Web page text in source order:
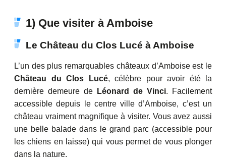
1) Que visiter à Amboise
Le Château du Clos Lucé à Amboise
L’un des plus remarquables châteaux d’Amboise est le
Château du Clos Lucé, célèbre pour avoir été la
dernière demeure de Léonard de Vinci. Facilement
accessible depuis le centre ville d’Amboise, c’est un
château vraiment magnifique à visiter. Vous avez aussi
une belle balade dans le grand parc (accessible pour
les chiens en laisse) qui vous permet de vous plonger
dans la nature.